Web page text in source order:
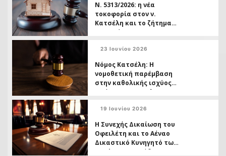
Ν. 5313/2026: η νέα
τοκοφορία στον ν.
Κατσέλη και το ζήτημα
της ασύμμετρης
Δανειοληπτών έναντι
23 Ιουνίου 2026
Νόμος Κατσέλη: Η
νομοθετική παρέμβαση
στην καθολικής ισχύος
απόφασης της ΟλΑΠ
ζήτημα των
καταβληθέντων
19 Ιουνίου 2026
Η Συνεχής Δικαίωση του
Οφειλέτη και το Αέναο
Δικαστικό Κυνηγητό των
Funds σε Πρωτόδικο